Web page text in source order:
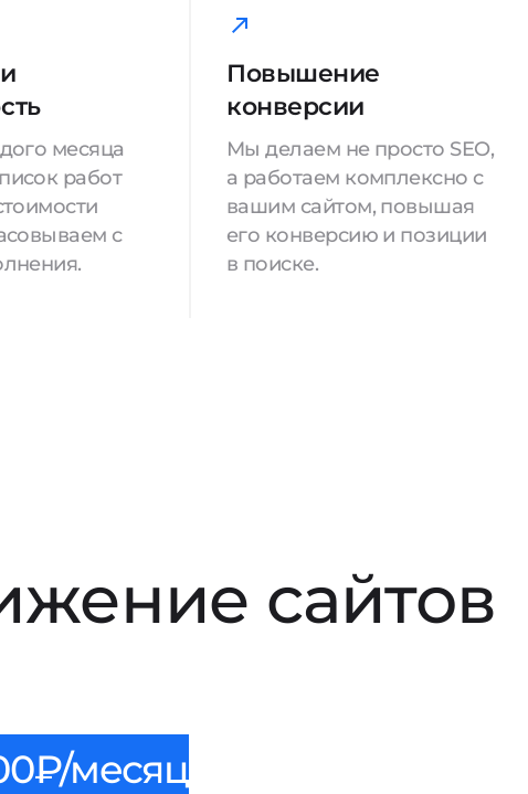
месяца
работ
с
Повышение
конверсии
Мы делаем не просто SEO,
а работаем комплексно с
вашим сайтом, повышая
его конверсию и позиции
в поиске.
сайтов
месяц